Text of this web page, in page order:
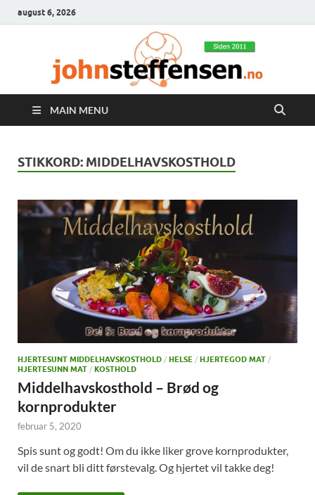
august 6, 2026
MAIN MENU
STIKKORD: MIDDELHAVSKOSTHOLD
HJERTESUNT MIDDELHAVSKOSTHOLD / HELSE / HJERTEGOD MAT /
HJERTESUNN MAT / KOSTHOLD
Middelhavskosthold – Brød og
kornprodukter
februar 5, 2020
Spis sunt og godt! Om du ikke liker grove kornprodukter,
vil de snart bli ditt førstevalg. Og hjertet vil takke deg!